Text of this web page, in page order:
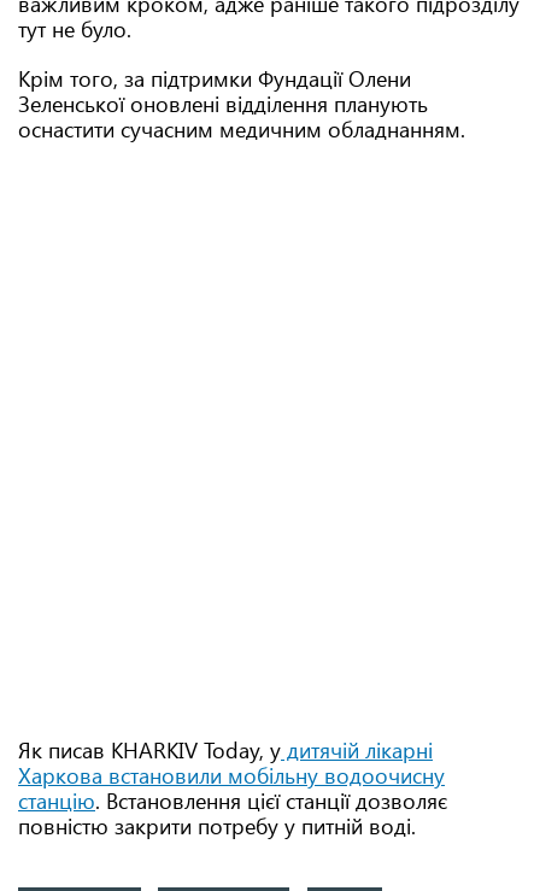
тут не було.
Крім того, за підтримки Фундації Олени
Зеленської оновлені відділення планують
оснастити сучасним медичним обладнанням.
Як писав KHARKIV Today, у дитячій лікарні
Харкова встановили мобільну водоочисну
станцію. Встановлення цієї станції дозволяє
повністю закрити потребу у питній воді.